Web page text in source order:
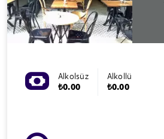
Alkolsüz
₺0.00
Alkollü
₺0.00